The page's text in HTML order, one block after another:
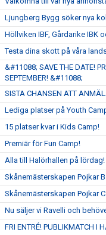
Ljungberg Bygg söker nya
Höllviken IBF, Gårdarike IBK
Testa dina skott på våra
&#11088; SAVE THE DATE!
SEPTEMBER! &#11088;
SISTA CHANSEN ATT
Lediga platser på Youth
15 platser kvar i Kids Camp!
Premiär för Fun Camp!
Alla till Halörhallen på lördag!
Skånemästerskapen Pojkar B
Skånemästerskapen Pojkar
Nu säljer vi Ravelli och
FRI ENTRÉ! PUBLIKMATCH I